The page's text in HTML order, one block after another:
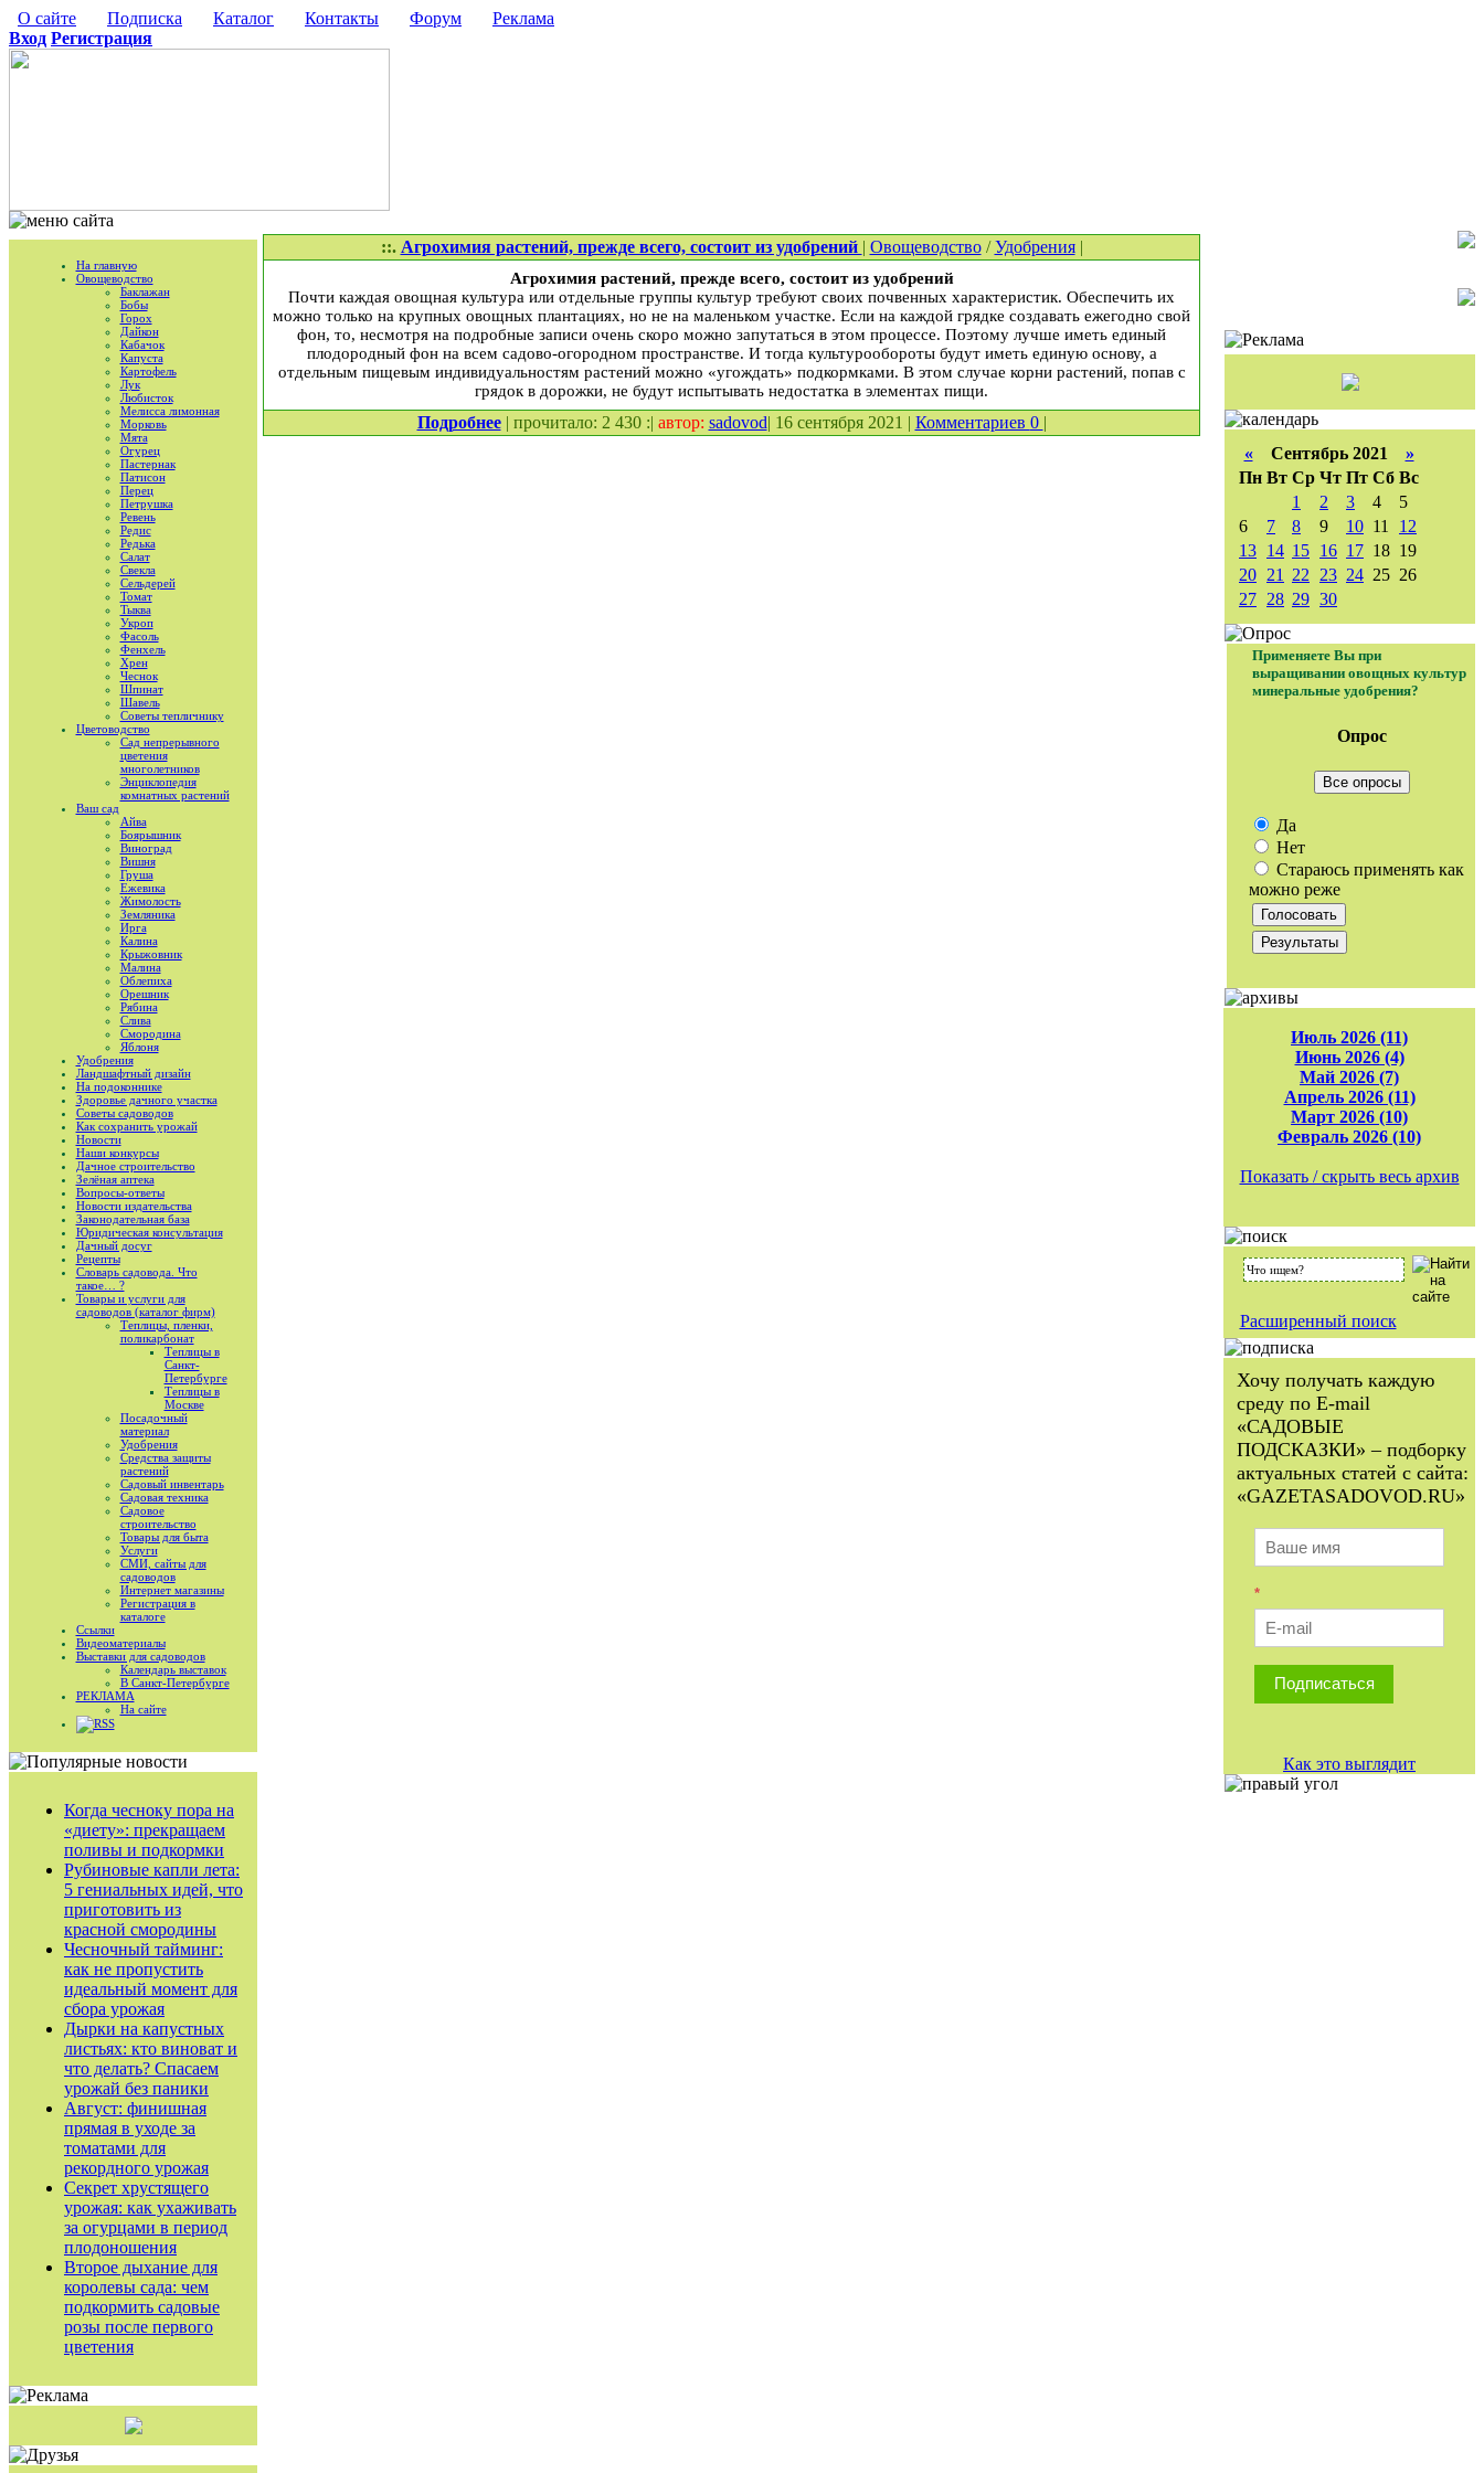
О сайте Подписка Каталог Контакты Форум
Реклама
Вход Регистрация
На главную
Овощеводство
Баклажан
Бобы
Горох
Дайкон
Кабачок
Капуста
Картофель
Лук
Любисток
Мелисса лимонная
Морковь
Мята
Огурец
Пастернак
Патисон
Перец
Петрушка
Ревень
Редис
Редька
Салат
Свекла
Сельдерей
Томат
Тыква
Укроп
Фасоль
Фенхель
Хрен
Чеснок
Шпинат
Шавель
Советы тепличнику
Цветоводство
Сад непрерывного
цветения
многолетников
Энциклопедия
комнатных растений
Ваш сад
Айва
Боярышник
Виноград
Вишня
Груша
Ежевика
Жимолость
Земляника
Ирга
Калина
Крыжовник
Малина
Облепиха
Орешник
Рябина
Слива
Смородина
Яблоня
Удобрения
Ландшафтный дизайн
На подоконнике
Здоровье дачного участка
Советы садоводов
Как сохранить урожай
Новости
Наши конкурсы
Дачное строительство
Зелёная аптека
Вопросы-ответы
Новости издательства
Законодательная база
Юридическая консультация
Дачный досуг
Рецепты
Словарь садовода. Что
такое… ?
Товары и услуги для
садоводов (каталог фирм)
Теплицы, пленки,
поликарбонат
Теплицы в
Санкт-
Петербурге
Теплицы в
Москве
Посадочный
материал
Удобрения
Средства защиты
растений
Садовый инвентарь
Садовая техника
Садовое
строительство
Товары для быта
Услуги
СМИ, сайты для
садоводов
Интернет магазины
Регистрация в
каталоге
Ссылки
Видеоматериалы
Выставки для садоводов
Календарь выставок
В Санкт-Петербурге
РЕКЛАМА
На сайте
RSS
Когда чесноку пора на
«диету»: прекращаем
поливы и подкормки
Рубиновые капли лета:
5 гениальных идей, что
приготовить из
красной смородины
Чесночный тайминг:
как не пропустить
идеальный момент для
сбора урожая
Дырки на капустных
листьях: кто виноват и
что делать? Спасаем
урожай без паники
Август: финишная
прямая в уходе за
томатами для
рекордного урожая
Секрет хрустящего
урожая: как ухаживать
за огурцами в период
плодоношения
Второе дыхание для
королевы сада: чем
подкормить садовые
розы после первого
цветения
::. Агрохимия растений, прежде всего, состоит из удобрений | Овощеводство/Удобрения|
Агрохимия растений, прежде всего, состоит из удобрений
Почти каждая овощная культура или отдельные группы культур требуют своих почвенных характеристик. Обеспечить их
можно только на крупных овощных плантациях, но не на маленьком участке. Если на каждой грядке создавать ежегодно свой
фон, то, несмотря на подробные записи очень скоро можно запутаться в этом процессе. Поэтому лучше иметь единый
плодородный фон на всем садово-огородном пространстве. И тогда культурообороты будут иметь единую основу, а
отдельным пищевым индивидуальностям растений можно «угождать» подкормками. В этом случае корни растений, попав с
грядок в дорожки, не будут испытывать недостатка в элементах пищи.
Подробнее| прочитало: 2 430 :| автор: sadovod| 16 сентября 2021 | Комментариев 0 |
«Сентябрь 2021 »
Пн Вт Ср Чт Пт Сб Вс
1
2 3 4
5
6
7 8 9 10 11
12
13 14 15 16 17 18 19
20 21 22 23 24 25 26
27 28 29 30
Применяете Вы при
выращивании овощных культур
минеральные удобрения?
Опрос
Все опросы
Да
Нет
Стараюсь применять как
можно реже
Июль 2026 (11)
Июнь 2026 (4)
Май 2026 (7)
Апрель 2026 (11)
Март 2026 (10)
Февраль 2026 (10)
Показать / скрыть весь архив
Расширенный поиск
Хочу получать каждую
среду по E-mail
«САДОВЫЕ
ПОДСКАЗКИ» – подборку
актуальных статей с сайта:
«GAZETASADOVOD.RU»
*
Подписаться
Как это выглядит